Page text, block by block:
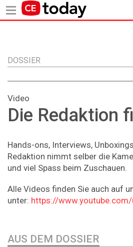
Inhalt
DOSSIER
Video
Die Redaktion
Hands-ons, Interviews,
Redaktion nimmt selber die
und viel Spass beim Zuschauen.
Alle Videos finden Sie auch auf
unter: https://
AUS DEM DOSSIER